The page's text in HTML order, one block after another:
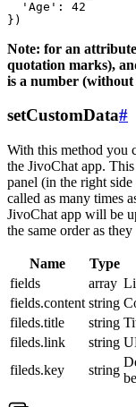
  'Age': 42
Note: for an
quotation marks),
is a number
setCustomData#
With this method you
the JivoChat app.
panel (in the right
called as many times
JivoChat app will be
the same order as
Name Type
fields
array
fields.content string
fileds.title
string
fileds.link
string
fileds.key
string